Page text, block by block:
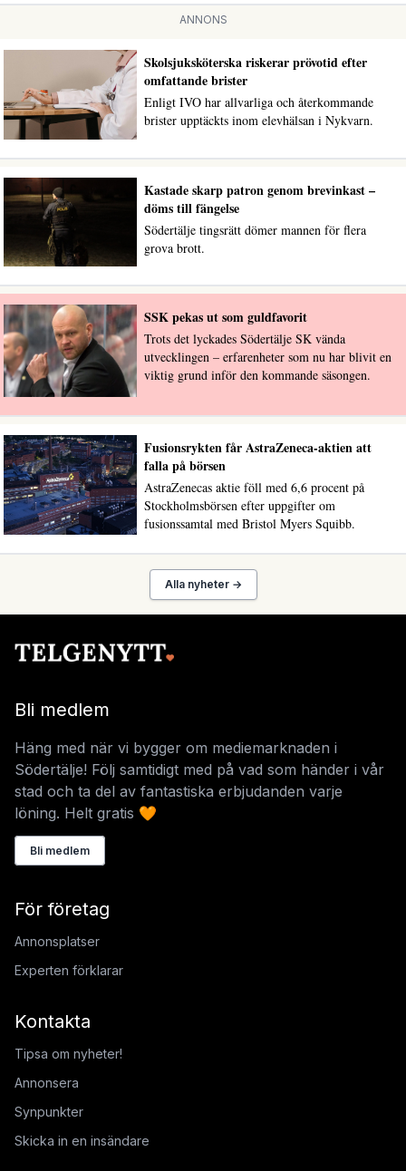
ANNONS
Skolsjuksköterska riskerar prövotid efter
omfattande brister
Enligt IVO har allvarliga och återkommande
brister upptäckts inom elevhälsan i Nykvarn.
Kastade skarp patron genom brevinkast –
döms till fängelse
Södertälje tingsrätt dömer mannen för flera
grova brott.
SSK pekas ut som guldfavorit
Trots det lyckades Södertälje SK vända
utvecklingen – erfarenheter som nu har blivit en
viktig grund inför den kommande säsongen.
Fusionsrykten får AstraZeneca-aktien att
falla på börsen
AstraZenecas aktie föll med 6,6 procent på
Stockholmsbörsen efter uppgifter om
fusionssamtal med Bristol Myers Squibb.
Alla nyheter →
Bli medlem
Häng med när vi bygger om mediemarknaden i
Södertälje! Följ samtidigt med på vad som händer i vår
stad och ta del av fantastiska erbjudanden varje
löning. Helt gratis 🧡
Bli medlem
För företag
Annonsplatser
Experten förklarar
Kontakta
Tipsa om nyheter!
Annonsera
Synpunkter
Skicka in en insändare